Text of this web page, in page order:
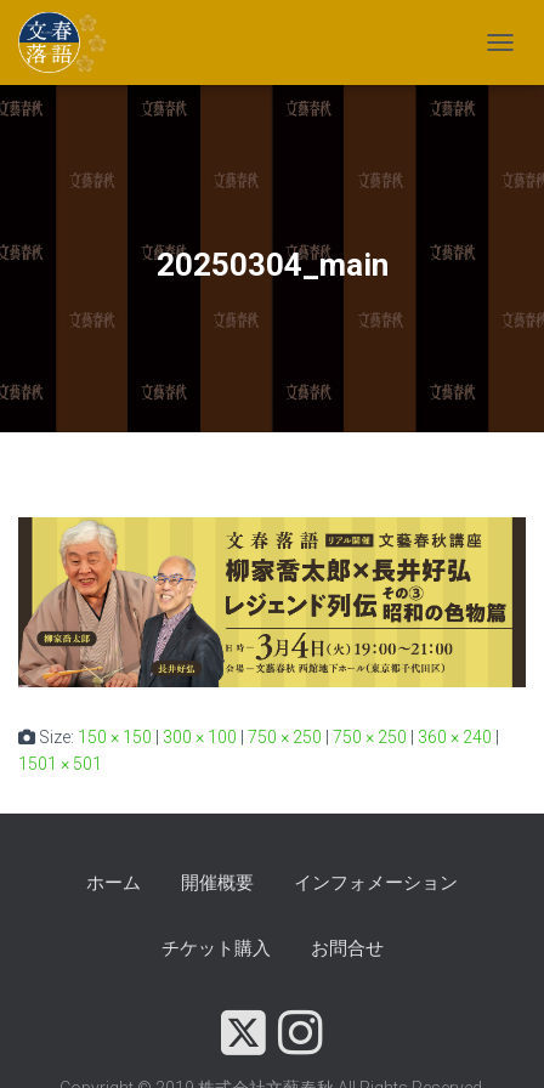
20250304_main
Size: 150 × 150 | 300 × 100 | 750 × 250 | 750 × 250 | 360 × 240 |
1501 × 501
ホーム 開催概要 インフォメーション
チケット購入 お問合せ